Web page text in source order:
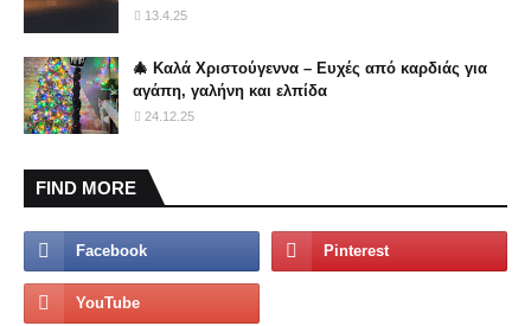
13.4.25
🎄 Καλά Χριστούγεννα – Ευχές από καρδιάς για
αγάπη, γαλήνη και ελπίδα
24.12.25
FIND MORE